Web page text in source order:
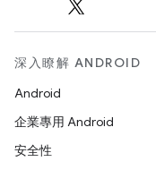
深入瞭解 ANDROID
Android
企業專用 Android
安全性